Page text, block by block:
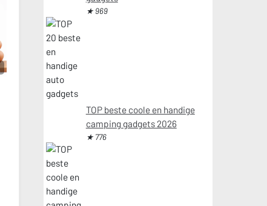
★ 969
TOP beste coole en handige
camping gadgets 2026
★ 776